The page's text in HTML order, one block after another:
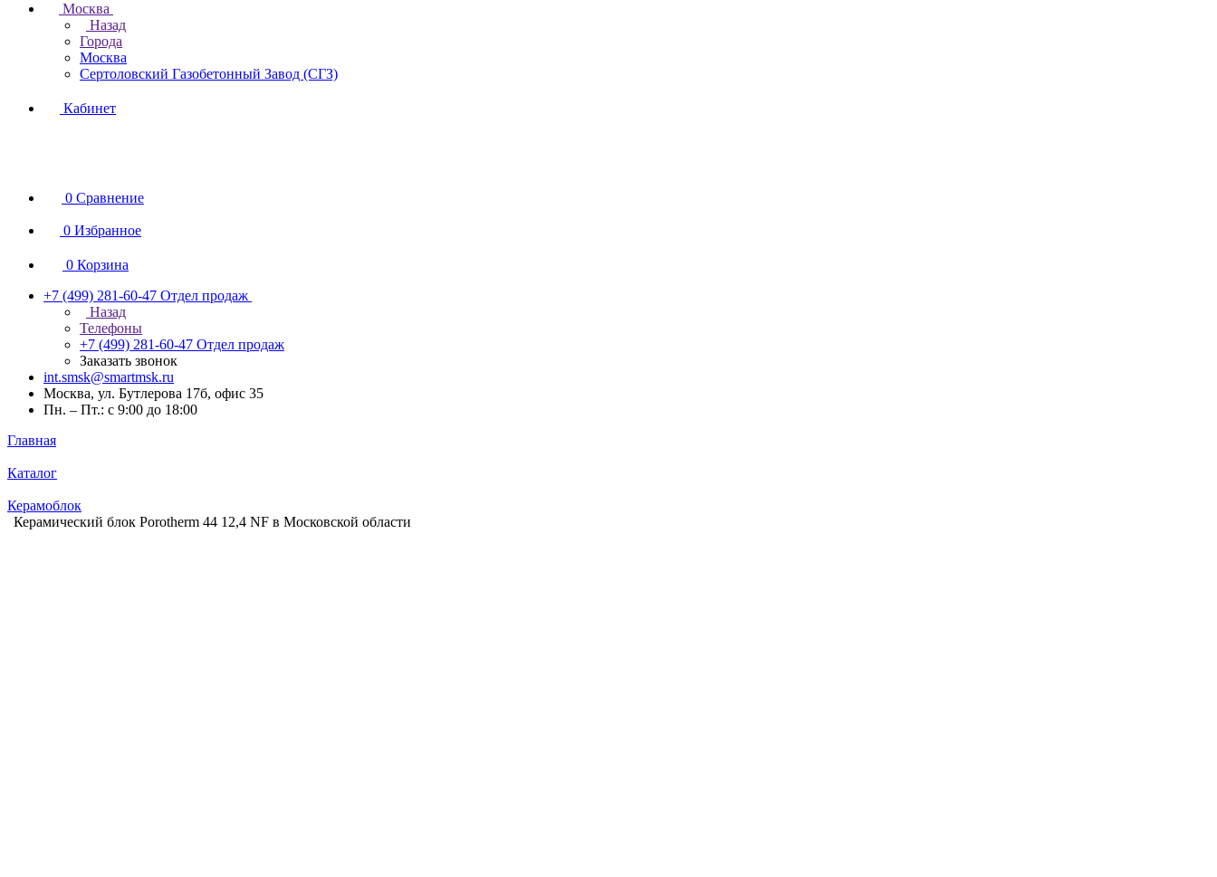
Москва
Назад
Города
Москва
Сертоловский Газобетонный Завод (СГЗ)
Кабинет
0 Сравнение
0 Избранное
0 Корзина
+7 (499) 281-60-47 Отдел продаж
Назад
Телефоны
+7 (499) 281-60-47 Отдел продаж
Заказать звонок
int.smsk@smartmsk.ru
Москва, ул. Бутлерова 17б, офис 35
Пн. – Пт.: с 9:00 до 18:00
Главная
Каталог
Керамоблок
Керамический блок Porotherm 44 12,4 NF в Московской области